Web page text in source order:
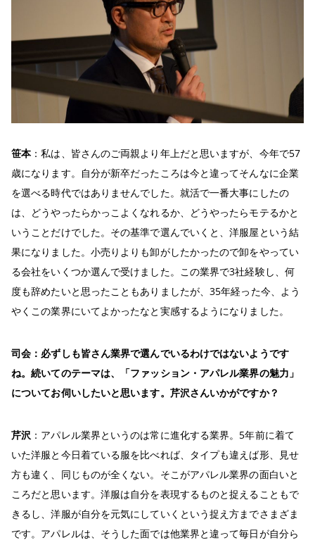
笹本：私は、皆さんのご両親より年上だと思いますが、今年で57
歳になります。自分が新卒だったころは今と違ってそんなに企業
を選べる時代ではありませんでした。就活で一番大事にしたの
は、どうやったらかっこよくなれるか、どうやったらモテるかと
いうことだけでした。その基準で選んでいくと、洋服屋という結
果になりました。小売りよりも卸がしたかったので卸をやってい
る会社をいくつか選んで受けました。この業界で3社経験し、何
度も辞めたいと思ったこともありましたが、35年経った今、よう
やくこの業界にいてよかったなと実感するようになりました。
司会：必ずしも皆さん業界で選んでいるわけではないようです
ね。続いてのテーマは、「ファッション・アパレル業界の魅力」
についてお伺いしたいと思います。芹沢さんいかがですか？
芹沢 ：アパレル業界というのは常に進化する業界。5年前に着て
いた洋服と今日着ている服を比べれば、タイプも違えば形、見せ
方も違く、同じものが全くない。そこがアパレル業界の面白いと
ころだと思います。洋服は自分を表現するものと捉えることもで
きるし、洋服が自分を元気にしていくという捉え方までさまざま
です。アパレルは、そうした面では他業界と違って毎日が自分ら